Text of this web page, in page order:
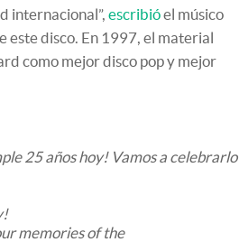
internacional”, escribióel músico
este disco. En 1997, el material
como mejor disco pop y mejor
25 años hoy! Vamos a celebrarlo
memories of the